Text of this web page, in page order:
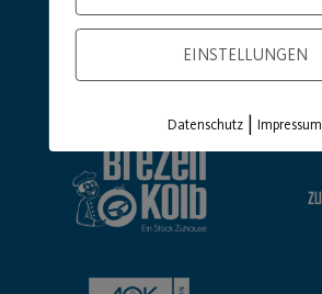
EINSTELLUNGEN
Datenschutz |Impressum